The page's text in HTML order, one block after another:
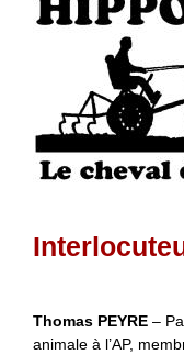
Thomas PEYRE –
animale à l’AP,